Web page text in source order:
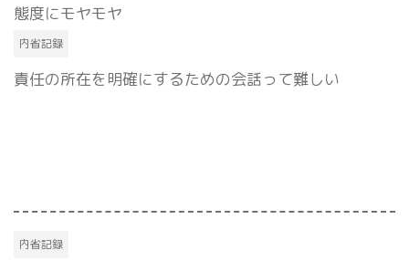
態度にモヤモヤ
内省記録
責任の所在を明確にするための会話って難しい
内省記録